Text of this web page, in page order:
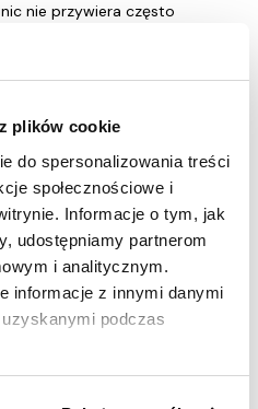
plików cookie
do spersonalizowania treści
społecznościowe i
Informacje o tym, jak
udostępniamy partnerom
i analitycznym.
informacje z innymi danymi
podczas
nie przywiera często
zbyt wcześnie na ocenę,